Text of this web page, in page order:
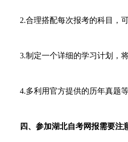
2.合理搭配每次报考的科目，可
3.制定一个详细的学习计划，将
4.多利用官方提供的历年真题等
四、参加湖北自考网报需要注